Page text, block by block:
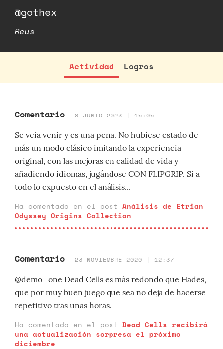
@gothex
Reus
Actividad Logros
Comentario 8 JUNIO 2023 | 15:05
Se veía venir y es una pena. No hubiese estado de
más un modo clásico imitando la experiencia
original, con las mejoras en calidad de vida y
añadiendo idiomas, jugándose CON FLIPGRIP. Si a
todo lo expuesto en el análisis...
Ha comentado en el post Análisis de Etrian
Odyssey Origins Collection
Comentario 23 NOVIEMBRE 2020 | 12:37
@demo_one Dead Cells es más redondo que Hades,
que por muy buen juego que sea no deja de hacerse
repetitivo tras unas horas.
Ha comentado en el post Dead Cells recibirá
una actualización sorpresa el próximo
diciembre